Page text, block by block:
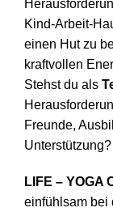
Kind-Arbeit-
einen Hut zu
kraftvollen
Stehst du als
Freunde,
Unterstützung?
LIFE – YOGA
einfühlsam bei